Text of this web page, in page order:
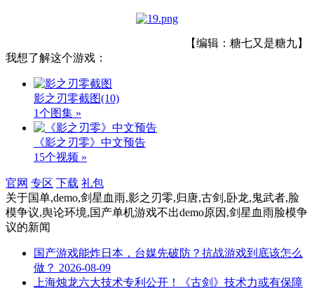
【编辑：糖七又是糖九】
我想了解这个游戏：
影之刃零截图(10)
1个图集 »
《影之刃零》中文预告
15个视频 »
官网 专区 下载 礼包
关于国单,demo,剑星血雨,影之刃零,归唐,古剑,卧龙,鬼武者,脸
模争议,舆论环境,国产单机游戏不出demo原因,剑星血雨脸模争
议的新闻
国产游戏能炸日本，台媒先破防？抗战游戏到底该怎么
做？ 2026-08-09
上海烛龙六大技术专利公开！《古剑》技术力或有保障